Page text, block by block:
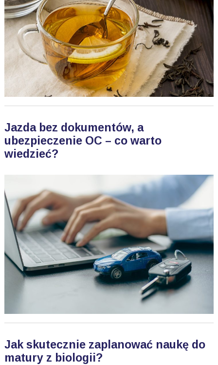
Jazda bez dokumentów, a
ubezpieczenie OC – co warto
wiedzieć?
Jak skutecznie zaplanować naukę do
matury z biologii?